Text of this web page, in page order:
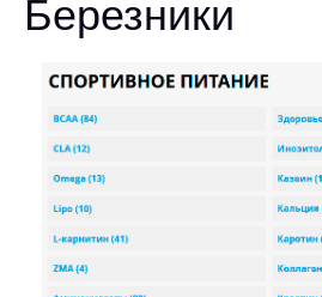
Березники